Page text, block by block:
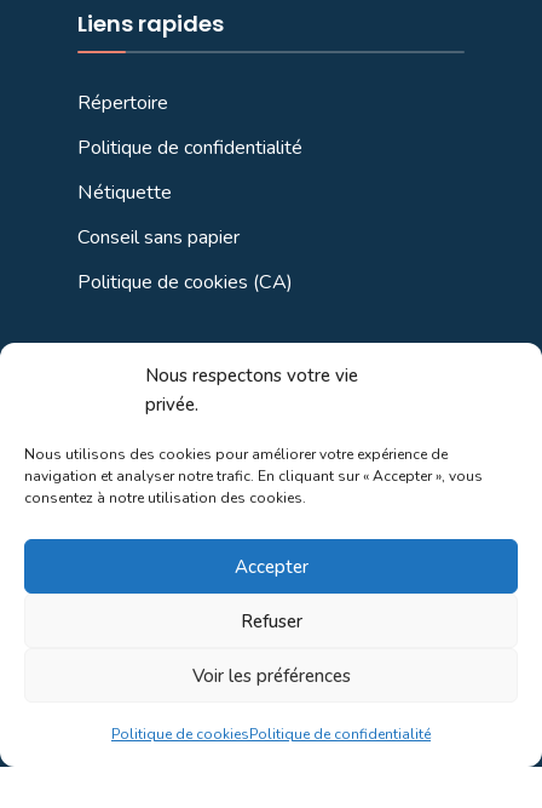
Nous respectons votre vie
privée.
Nous utilisons des cookies pour améliorer votre expérience de
navigation et analyser notre trafic. En cliquant sur « Accepter », vous
consentez à notre utilisation des cookies.
Accepter
Refuser
Voir les préférences
Politique de cookiesPolitique de confidentialité
Liens rapides
Répertoire
Politique de confidentialité
Nétiquette
Conseil sans papier
Politique de cookies (CA)
Liens utiles
Liens régionaux
Liens gouvernements
Liens touristiques
Au coeur de la nature!